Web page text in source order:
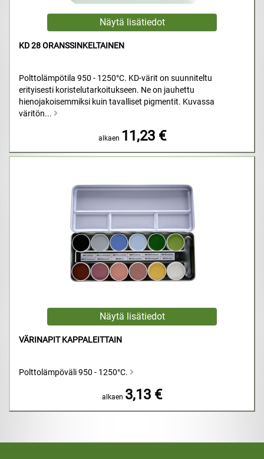
KD 28 ORANSSINKELTAINEN
Polttolämpötila 950 - 1250°C. KD-värit on suunniteltu
erityisesti koristelutarkoitukseen. Ne on jauhettu
hienojakoisemmiksi kuin tavalliset pigmentit. Kuvassa
väritön...
alkaen 11,23 €
VÄRINAPIT KAPPALEITTAIN
Polttolämpöväli 950 - 1250°C.
alkaen 3,13 €